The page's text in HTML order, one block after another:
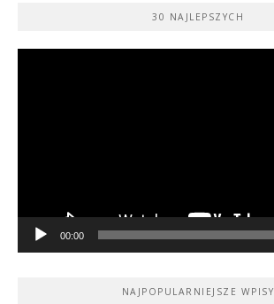
30 NAJLEPSZYCH
00:00
NAJPOPULARNIEJSZE WPISY